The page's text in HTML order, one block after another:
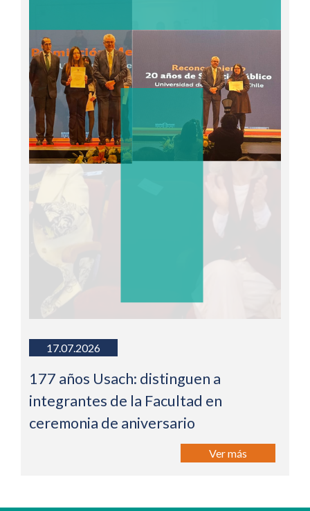
17.07.2026
177 años Usach: distinguen a
integrantes de la Facultad en
ceremonia de aniversario
Ver más